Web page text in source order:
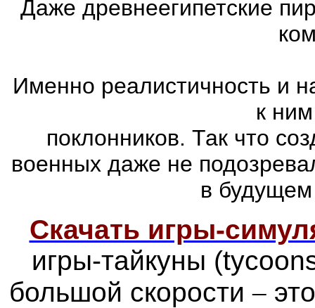
Даже древнеегипетские
Именно реалистичность и
к
поклонников. Так что
военных даже не
в будущем
Скачать игры-
игры-тайкуны
большой скорости–